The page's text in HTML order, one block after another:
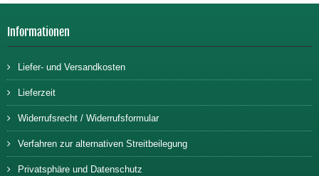
Informationen
Liefer- und Versandkosten
Lieferzeit
Widerrufsrecht / Widerrufsformular
Verfahren zur alternativen Streitbeilegung
Privatsphäre und Datenschutz